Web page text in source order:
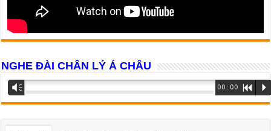
NGHE ĐÀI CHÂN LÝ Á CHÂU
Trình
phát
Vm 00:00 R P